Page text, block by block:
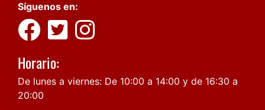
Síguenos en:
Horario:
De lunes a viernes: De 10:00 a 14:00 y de 16:30 a
20:00